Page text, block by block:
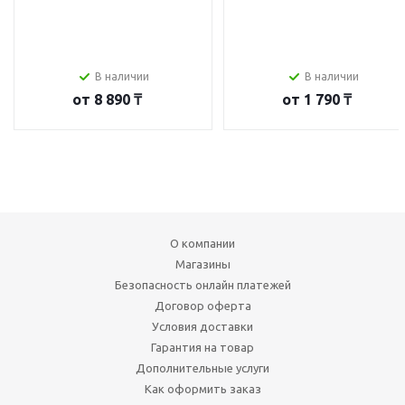
В наличии
от 8 890 ₸
В наличии
от 1 790 ₸
О компании
Магазины
Безопасность онлайн платежей
Договор оферта
Условия доставки
Гарантия на товар
Дополнительные услуги
Как оформить заказ